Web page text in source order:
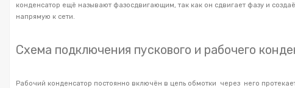
конденсатор ещё называют фазосдвигающим, так как он сдвигает фазу и
напрямую к сети.
Схема подключения пускового и рабочего
Рабочий конденсатор постоянно включён в цепь обмотки через него